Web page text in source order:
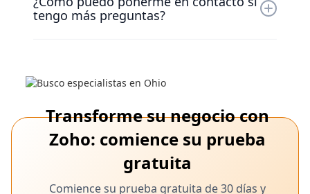
una base de conocimientos y actualizaciones
tengo más preguntas?
partnersupport@nexivo.com.
Transforme su negocio con
Zoho: comience su prueba
gratuita
Comience su prueba gratuita de 30 días y